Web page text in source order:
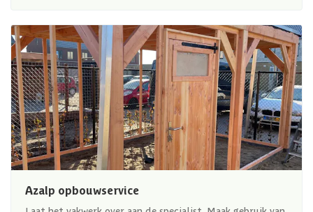
Azalp opbouwservice